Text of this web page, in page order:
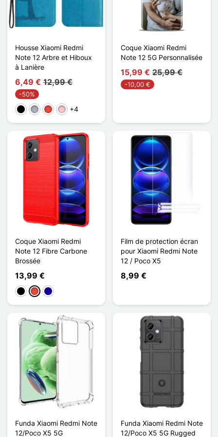
Housse Xiaomi Redmi
Note 12 Arbre et Hiboux
à Lanière
6,49 € 12,99 €
-50%
NegroGris RojoRosa+4
Coque Xiaomi Redmi
Note 12 5G Personnalisée
15,99 € 25,99 €
-10,00 €
Coque Xiaomi Redmi
Note 12 Fibre Carbone
Brossée
13,99 €
NegroRojoAzul oscuro
Film de protection écran
pour Xiaomi Redmi Note
12 / Poco X5
8,99 €
Funda Xiaomi Redmi Note
12/Poco X5 5G
Funda Xiaomi Redmi Note
12/Poco X5 5G Rugged